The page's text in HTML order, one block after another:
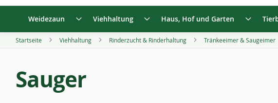
Weidezaun Viehhaltung Haus, Hof und Garten
Startseite Viehhaltung Rinderzucht & Rinderhaltung Tränkeeimer & Saugeimer
Sauger